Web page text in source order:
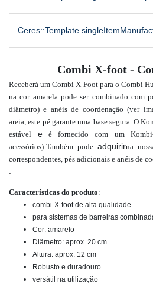
Combi X-foot -
Receberá um Combi X-Foot para o Combi
na cor amarela pode ser combinado com
diâmetro) e anéis de coordenação (ver
areia, este pé garante uma base segura. O
estável e éfornecido com um
acessórios) Também pode adquirirna
correspondentes, pés adicionais e anéis de
Características do produto:
combi-X-foot de alta qualidade
para sistemas de barreiras
Cor: amarelo
Diâmetro: aprox. 20 cm
Altura: aprox. 12 cm
Robusto e duradouro
versátil na utilização